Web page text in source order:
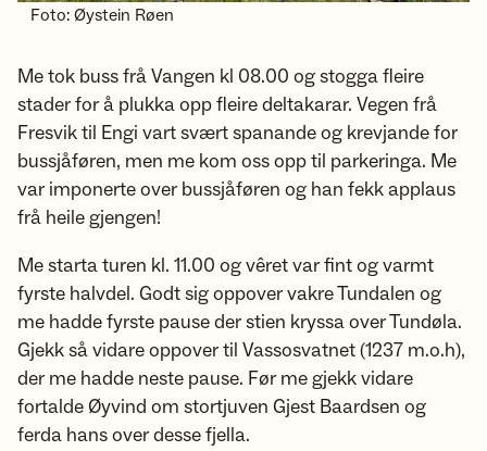
Foto: Øystein Røen
Me tok buss frå Vangen kl 08.00 og stogga fleire
stader for å plukka opp fleire deltakarar. Vegen frå
Fresvik til Engi vart svært spanande og krevjande for
bussjåføren, men me kom oss opp til parkeringa. Me
var imponerte over bussjåføren og han fekk applaus
frå heile gjengen!
Me starta turen kl. 11.00 og vêret var fint og varmt
fyrste halvdel. Godt sig oppover vakre Tundalen og
me hadde fyrste pause der stien kryssa over Tundøla.
Gjekk så vidare oppover til Vassosvatnet (1237 m.o.h),
der me hadde neste pause. Før me gjekk vidare
fortalde Øyvind om stortjuven Gjest Baardsen og
ferda hans over desse fjella.